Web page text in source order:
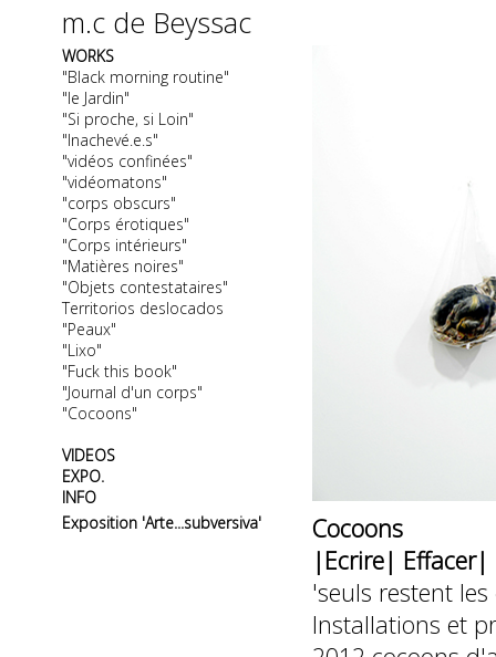
m.c de Beyssac
WORKS
"Black morning routine"
"le Jardin"
"Si proche, si Loin"
"Inachevé.e.s"
"vidéos confinées"
"vidéomatons"
"corps obscurs"
"Corps érotiques"
"Corps intérieurs"
"Matières noires"
"Objets contestataires"
Territorios deslocados
"Peaux"
"Lixo"
"Fuck this book"
"Journal d'un corps"
"Cocoons"
VIDEOS
EXPO.
INFO
Exposition 'Arte...subversiva'
Cocoons
|Ecrire| Effacer|
'seuls restent
Installations et